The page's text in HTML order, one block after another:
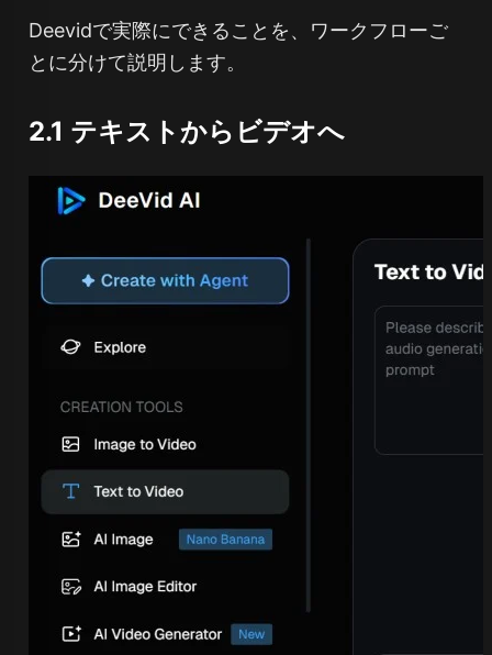
Deevidで実際にできることを、ワークフローご
とに分けて説明します。
2.1 テキストからビデオへ